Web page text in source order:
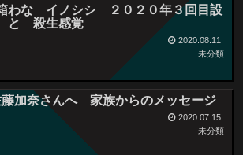
わな イノシシ ２０２０年３回目設
と 殺生感覚
2020.08.11
未分類
藤加奈さんへ 家族からのメッセージ
2020.07.15
未分類